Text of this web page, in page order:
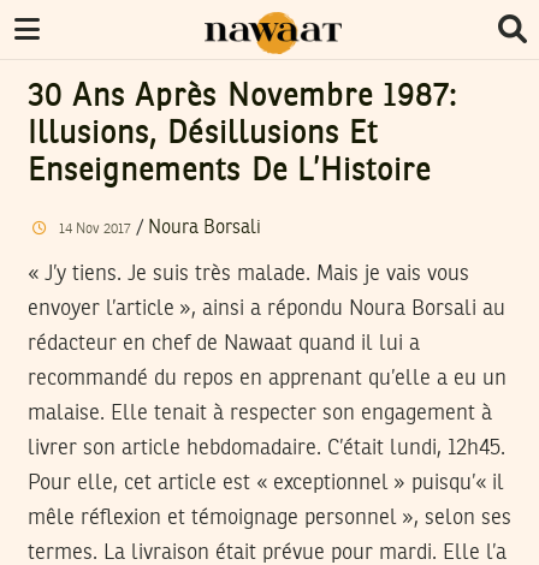
30 Ans Après Novembre 1987:
Illusions, Désillusions Et
Enseignements De L’Histoire
14 Nov 2017/ Noura Borsali
« J’y tiens. Je suis très malade. Mais je vais vous
envoyer l’article », ainsi a répondu Noura Borsali au
rédacteur en chef de Nawaat quand il lui a
recommandé du repos en apprenant qu’elle a eu un
malaise. Elle tenait à respecter son engagement à
livrer son article hebdomadaire. C’était lundi, 12h45.
Pour elle, cet article est « exceptionnel » puisqu’« il
mêle réflexion et témoignage personnel », selon ses
termes. La livraison était prévue pour mardi. Elle l’a